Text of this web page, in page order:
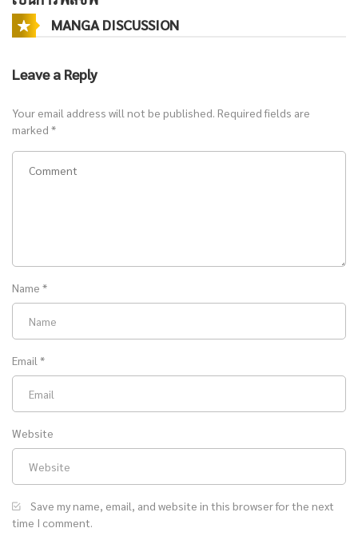
MANGA DISCUSSION
Leave a Reply
Your email address will not be published. Required fields are
marked *
Name *
Email *
Website
Save my name, email, and website in this browser for the next
time I comment.